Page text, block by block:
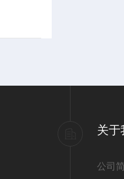
关于
公司